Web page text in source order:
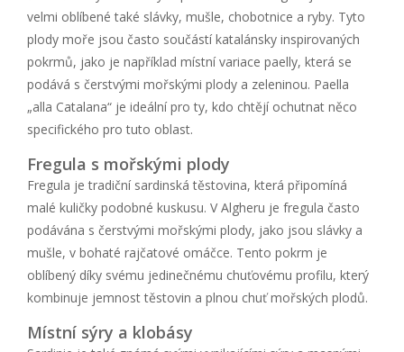
velmi oblíbené také slávky, mušle, chobotnice a ryby. Tyto
plody moře jsou často součástí katalánsky inspirovaných
pokrmů, jako je například místní variace paelly, která se
podává s čerstvými mořskými plody a zeleninou. Paella
„alla Catalana“ je ideální pro ty, kdo chtějí ochutnat něco
specifického pro tuto oblast.
Fregula s mořskými plody
Fregula je tradiční sardinská těstovina, která připomíná
malé kuličky podobné kuskusu. V Algheru je fregula často
podávána s čerstvými mořskými plody, jako jsou slávky a
mušle, v bohaté rajčatové omáčce. Tento pokrm je
oblíbený díky svému jedinečnému chuťovému profilu, který
kombinuje jemnost těstovin a plnou chuť mořských plodů.
Místní sýry a klobásy